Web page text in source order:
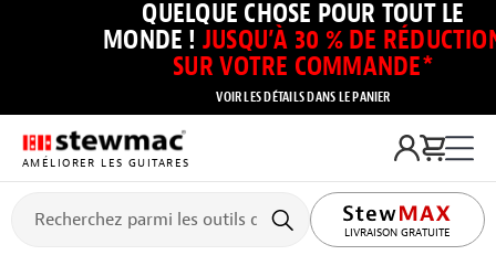
QUELQUE CHOSE POUR TOUT LE
MONDE ! JUSQU’À 30 % DE
SUR VOTRE COMMANDE*
VOIR LES DÉTAILS DANS LE PANIER
AMÉLIORER LES GUITARES
LIVRAISON GRATUITE